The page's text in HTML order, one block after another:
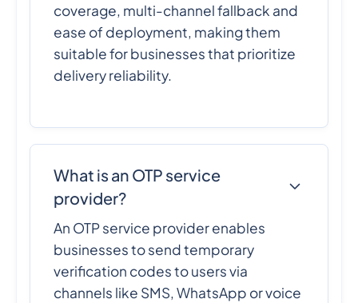
coverage, multi-channel fallback and
ease of deployment, making them
suitable for businesses that prioritize
delivery reliability.
What is an OTP service
provider?
An OTP service provider enables
businesses to send temporary
verification codes to users via
channels like SMS, WhatsApp or voice